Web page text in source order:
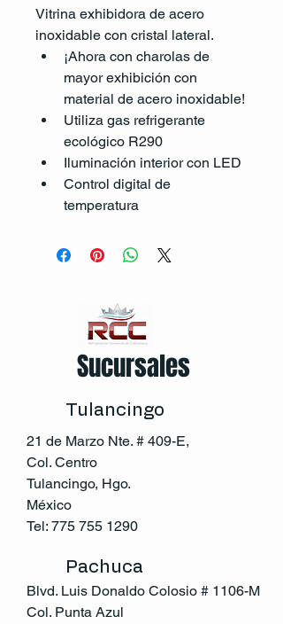
Vitrina exhibidora de acero
inoxidable con cristal lateral.
¡Ahora con charolas de
mayor exhibición con
material de acero inoxidable!
Utiliza gas refrigerante
ecológico R290
Iluminación interior con LED
Control digital de
temperatura
Sucursales
Tulancingo
21 de Marzo Nte. # 409-E,
Col. Centro
Tulancingo, Hgo.
México
Tel: 775 755 1290
Pachuca
Blvd. Luis Donaldo Colosio # 1106-M
Col. Punta Azul